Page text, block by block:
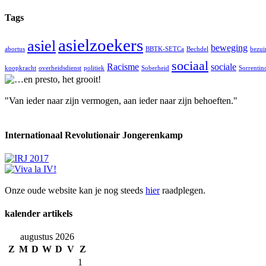
Tags
abortus asielasielzoekers BBTK-SETCa Bechdel beweging
koopkracht overheidsdienst politiek Racisme Soberheid sociaal sociale
"Van ieder naar zijn vermogen, aan ieder naar zijn behoeften."
Internationaal Revolutionair Jongerenkamp
Onze oude website kan je nog steeds hierraadplegen.
kalender artikels
augustus 2026
Z M D W D V Z
1